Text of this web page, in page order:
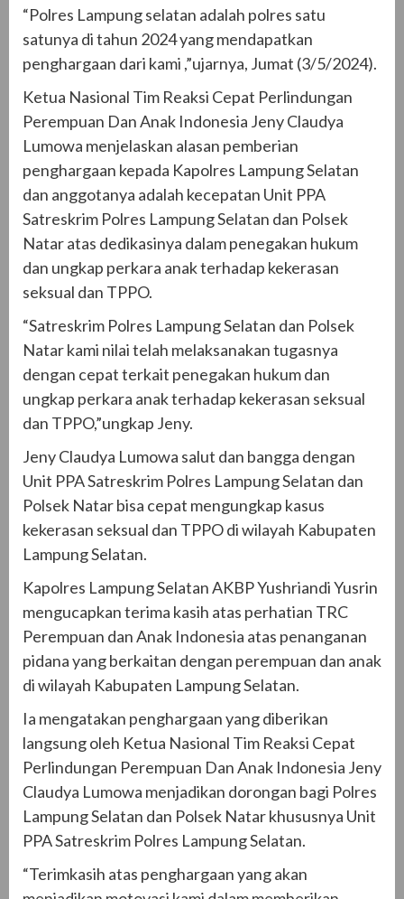
“Polres Lampung selatan adalah polres satu
satunya di tahun 2024 yang mendapatkan
penghargaan dari kami ,”ujarnya, Jumat (3/5/2024).
Ketua Nasional Tim Reaksi Cepat Perlindungan
Perempuan Dan Anak Indonesia Jeny Claudya
Lumowa menjelaskan alasan pemberian
penghargaan kepada Kapolres Lampung Selatan
dan anggotanya adalah kecepatan Unit PPA
Satreskrim Polres Lampung Selatan dan Polsek
Natar atas dedikasinya dalam penegakan hukum
dan ungkap perkara anak terhadap kekerasan
seksual dan TPPO.
“Satreskrim Polres Lampung Selatan dan Polsek
Natar kami nilai telah melaksanakan tugasnya
dengan cepat terkait penegakan hukum dan
ungkap perkara anak terhadap kekerasan seksual
dan TPPO,”ungkap Jeny.
Jeny Claudya Lumowa salut dan bangga dengan
Unit PPA Satreskrim Polres Lampung Selatan dan
Polsek Natar bisa cepat mengungkap kasus
kekerasan seksual dan TPPO di wilayah Kabupaten
Lampung Selatan.
Kapolres Lampung Selatan AKBP Yushriandi Yusrin
mengucapkan terima kasih atas perhatian TRC
Perempuan dan Anak Indonesia atas penanganan
pidana yang berkaitan dengan perempuan dan anak
di wilayah Kabupaten Lampung Selatan.
Ia mengatakan penghargaan yang diberikan
langsung oleh Ketua Nasional Tim Reaksi Cepat
Perlindungan Perempuan Dan Anak Indonesia Jeny
Claudya Lumowa menjadikan dorongan bagi Polres
Lampung Selatan dan Polsek Natar khususnya Unit
PPA Satreskrim Polres Lampung Selatan.
“Terimkasih atas penghargaan yang akan